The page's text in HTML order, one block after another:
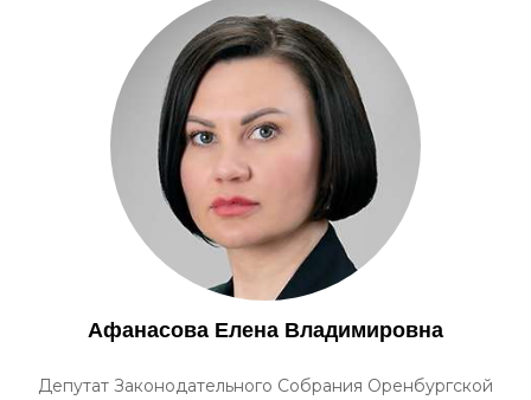
Афанасова Елена Владимировна
Депутат Законодательного Собрания Оренбургской